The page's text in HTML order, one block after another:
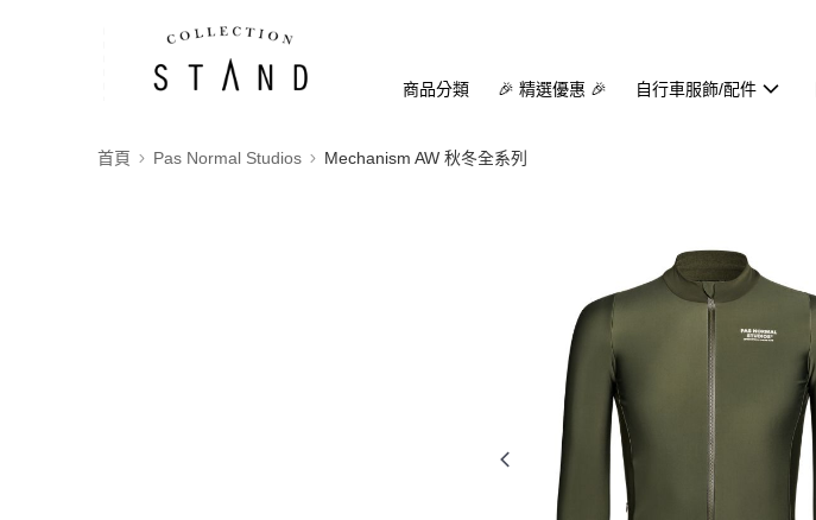
商品分類 🎉 精選優惠 🎉 自行車服飾/配件
首頁 Pas Normal Studios Mechanism AW 秋冬全系列